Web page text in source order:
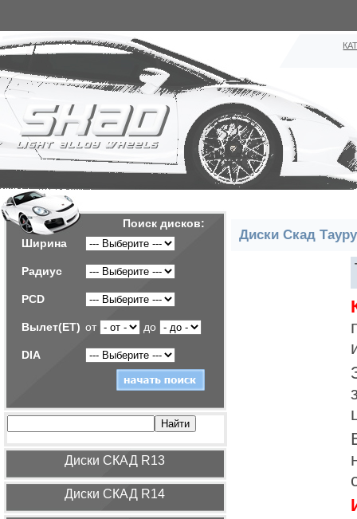
Поиск дисков:
Ширина
Радиус
PCD
Вылет(ET) от до
DIA
Диcки СКАД R13
Диcки СКАД R14
Диски Скад